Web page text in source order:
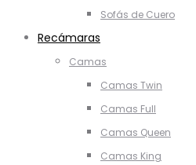
Sofás de Cuero
Recámaras
Camas
Camas Twin
Camas Full
Camas Queen
Camas King